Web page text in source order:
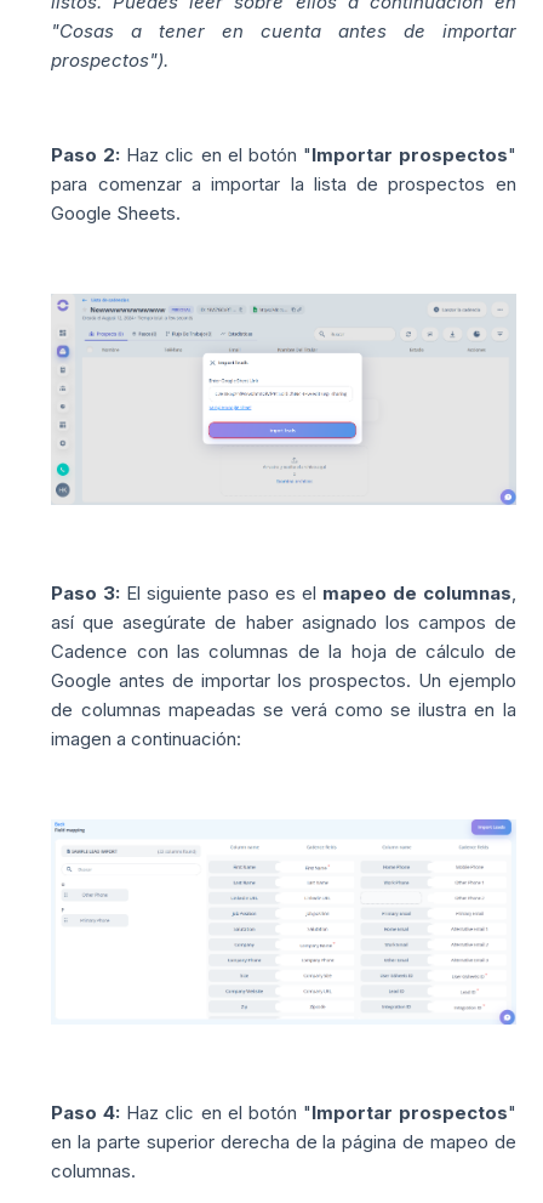
"Cosas a tener en cuenta antes de importar
prospectos").
Paso 2: Haz clic en el botón "Importar prospectos"
para comenzar a importar la lista de prospectos en
Google Sheets.
Paso 3: El siguiente paso es el mapeo de columnas,
así que asegúrate de haber asignado los campos de
Cadence con las columnas de la hoja de cálculo de
Google antes de importar los prospectos. Un ejemplo
de columnas mapeadas se verá como se ilustra en la
imagen a continuación:
Paso 4: Haz clic en el botón "Importar prospectos"
en la parte superior derecha de la página de mapeo de
columnas.